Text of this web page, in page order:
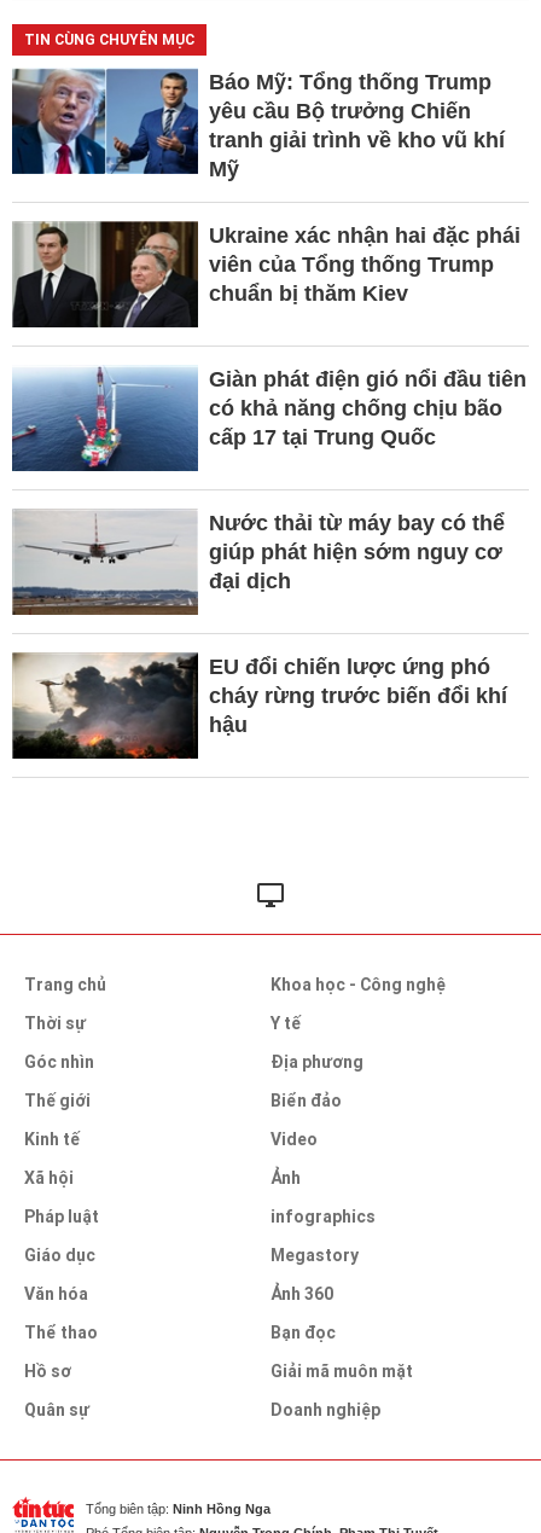
TIN CÙNG CHUYÊN MỤC
Báo Mỹ: Tổng thống Trump
yêu cầu Bộ trưởng Chiến
tranh giải trình về kho vũ khí
Mỹ
Ukraine xác nhận hai đặc phái
viên của Tổng thống Trump
chuẩn bị thăm Kiev
Giàn phát điện gió nổi đầu tiên
có khả năng chống chịu bão
cấp 17 tại Trung Quốc
Nước thải từ máy bay có thể
giúp phát hiện sớm nguy cơ
đại dịch
EU đổi chiến lược ứng phó
cháy rừng trước biến đổi khí
hậu
Trang chủ
Thời sự
Góc nhìn
Thế giới
Kinh tế
Xã hội
Pháp luật
Giáo dục
Văn hóa
Thể thao
Hồ sơ
Quân sự
Khoa học - Công nghệ
Y tế
Địa phương
Biển đảo
Video
Ảnh
infographics
Megastory
Ảnh 360
Bạn đọc
Giải mã muôn mặt
Doanh nghiệp
Tổng biên tập: Ninh Hồng Nga